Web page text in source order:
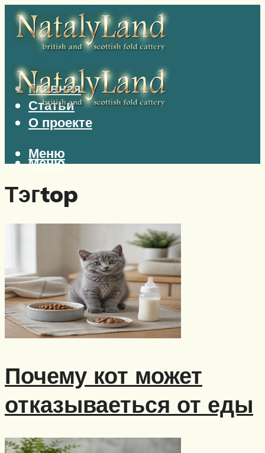
Главная
Статьи
О проекте
Меню
Меню
Тэгtop
Почему кот может
отказываеться от еды